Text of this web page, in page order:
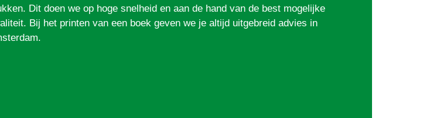
Dit doen we op hoge snelheid en aan de hand van de best mogelijke
Bij het printen van een boek geven we je altijd uitgebreid advies in